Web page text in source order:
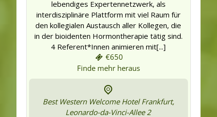
lebendiges Expertennetzwerk, als
interdisziplinäre Plattform mit viel Raum für
den kollegialen Austausch aller Kollegen, die
in der bioidenten Hormontherapie tätig sind.
4 Referent*Innen animieren mit[...]
€650
Finde mehr heraus
Best Western Welcome Hotel Frankfurt,
Leonardo-da-Vinci-Allee 2